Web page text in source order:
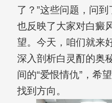
了？”这些问题，问到
也反映了大家对白癜
望。今天，咱们就来
深入剖析白灵酊的奥
间的“爱恨情仇”，希
找到方向。